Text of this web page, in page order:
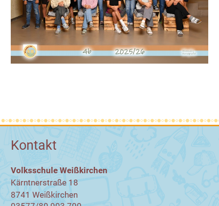
Kontakt
Volksschule Weißkirchen
Kärntnerstraße 18
8741 Weißkirchen